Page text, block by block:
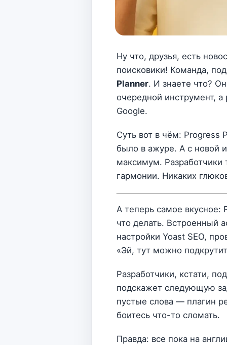
Ну что, друзья, есть
поисковики! Команда,
Planner. И знаете что?
очередной инструмент,
Google.
Суть вот в чём: Progress
было в ажуре. А с новой
максимум. Разработчики
гармонии. Никаких
А теперь самое вкусное:
что делать. Встроенный
настройки Yoast SEO,
«Эй, тут можно
Разработчики, кстати,
подскажет следующую
пустые слова — плагин
боитесь что-то сломать.
Правда: все пока на